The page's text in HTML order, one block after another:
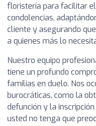
floristería para facilitar
condolencias,
cliente y asegurando
a quienes más lo
Nuestro equipo
tiene un profundo
familias en duelo. Nos
burocráticas, como la
defunción y la
usted no tenga que